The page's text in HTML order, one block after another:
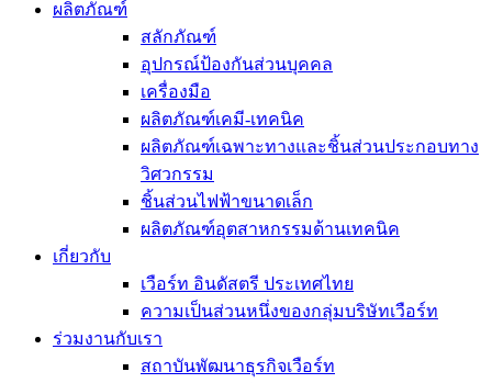
ผลิตภัณฑ์
สลักภัณฑ์
อุปกรณ์ป้องกันส่วนบุคคล
เครื่องมือ
ผลิตภัณฑ์เคมี-เทคนิค
ผลิตภัณฑ์เฉพาะทางและชิ้นส่วนประกอบทาง
วิศวกรรม
ชิ้นส่วนไฟฟ้าขนาดเล็ก
ผลิตภัณฑ์อุตสาหกรรมด้านเทคนิค
เกี่ยวกับ
เวือร์ท อินดัสตรี ประเทศไทย
ความเป็นส่วนหนึ่งของกลุ่มบริษัทเวือร์ท
ร่วมงานกับเรา
สถาบันพัฒนาธุรกิจเวือร์ท